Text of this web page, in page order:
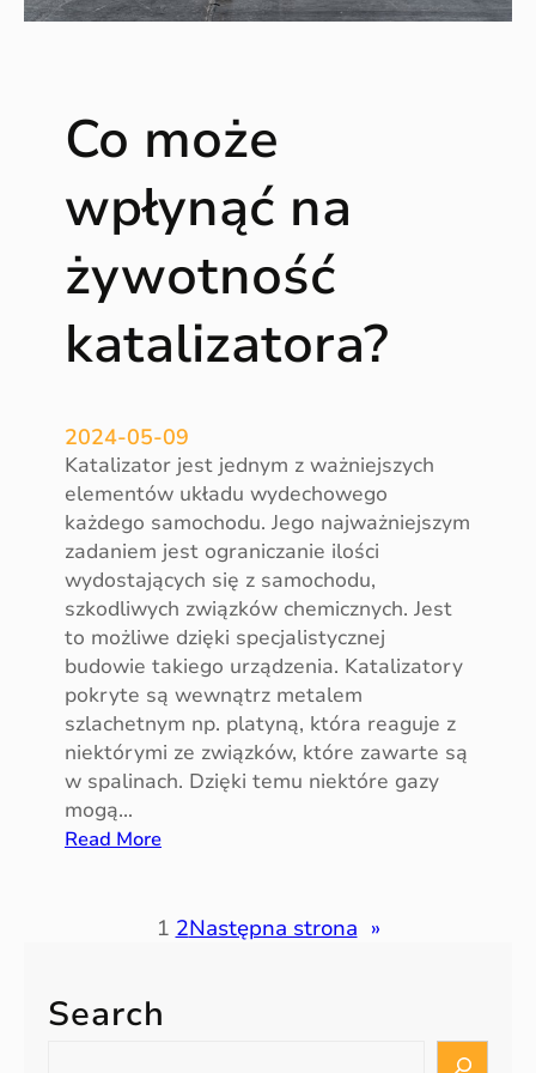
a
w
e
d
z
a
y
r
w
i
s
?
Co może
wpłynąć na
żywotność
katalizatora?
2024-05-09
Katalizator jest jednym z ważniejszych
elementów układu wydechowego
każdego samochodu. Jego najważniejszym
zadaniem jest ograniczanie ilości
wydostających się z samochodu,
szkodliwych związków chemicznych. Jest
to możliwe dzięki specjalistycznej
budowie takiego urządzenia. Katalizatory
pokryte są wewnątrz metalem
szlachetnym np. platyną, która reaguje z
niektórymi ze związków, które zawarte są
w spalinach. Dzięki temu niektóre gazy
mogą…
Read More:
m
e
1 2Następna strona »
Search